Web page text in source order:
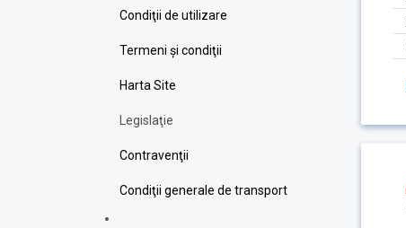
Condiţii de utilizare
Termeni şi condiţii
Harta Site
Legislaţie
Contravenţii
Condiţii generale de transport